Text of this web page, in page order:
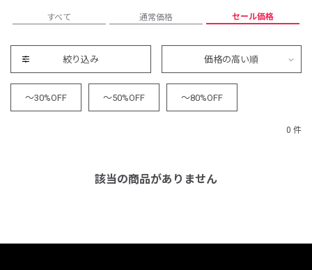
すべて 通常価格 セール価格
絞り込み 価格の高い順
～30%OFF ～50%OFF ～80%OFF
0 件
該当の商品がありません